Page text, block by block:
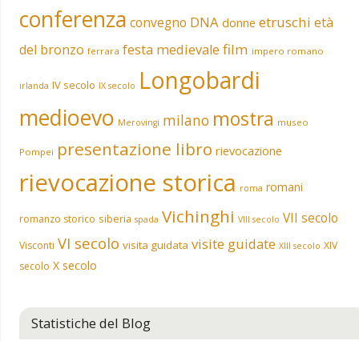
conferenza convegno DNA donne etruschi età
del bronzo ferrara festa medievale film impero romano
irlanda IV secolo IX secolo Longobardi
medioevo Merovingi milano mostra museo
Pompei presentazione libro rievocazione
rievocazione storica roma romani
romanzo storico siberia spada Vichinghi VIII secolo VII secolo
Visconti VI secolo visita guidata visite guidate XIII secolo XIV
secolo X secolo
Statistiche del Blog